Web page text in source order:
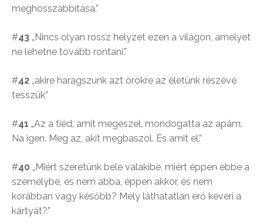
meghosszabbítása.”
#43 „Nincs olyan rossz helyzet ezen a világon, amelyet
ne lehetne tovább rontani.”
#42 „akire haragszunk azt örökre az életünk részévé
tesszük”
#41 „Az a tiéd, amit megeszel, mondogatta az apám.
Na igen. Meg az, akit megbaszol. És amit el.”
#40 „Miért szeretünk bele valakibe, miért éppen ebbe a
személybe, és nem abba, éppen akkor, és nem
korábban vagy később? Mely láthatatlan erő keveri a
kártyát?”